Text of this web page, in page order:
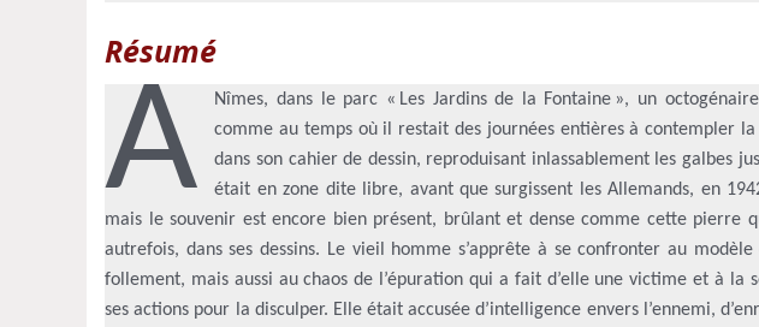
Résumé
À
Nîmes, dans le parc « Les Jardins de la Fontaine », un
comme au temps où il restait des journées entières à contempler
dans son cahier de dessin, reproduisant inlassablement les galbes
était en zone dite libre, avant que surgissent les Allemands, en
mais le souvenir est encore bien présent, brûlant et dense comme cette pierre
autrefois, dans ses dessins. Le vieil homme s’apprête à se confronter au
follement, mais aussi au chaos de l’épuration qui a fait d’elle une victime et à la
ses actions pour la disculper. Elle était accusée d’intelligence envers l’ennemi,